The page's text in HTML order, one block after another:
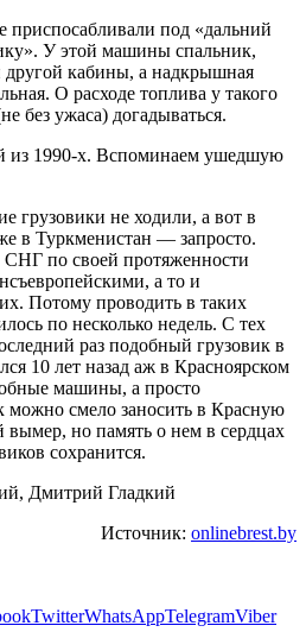
под «дальний
У этой машины спальник,
другой кабины, а надкрышная
О расходе топлива у такого
без ужаса) догадываться.
грузовики не ходили, а вот в
в Туркменистан — запросто.
по своей протяженности
а то и
Потому проводить в таких
по несколько недель. С тех
раз подобный грузовик в
10 лет назад аж в Красноярском
машины, а просто
можно смело заносить в Красную
вымер, но память о нем в сердцах
сохранится.
Дмитрий Гладкий
Источник: onlinebrest.by
TwitterWhatsAppTelegramViber